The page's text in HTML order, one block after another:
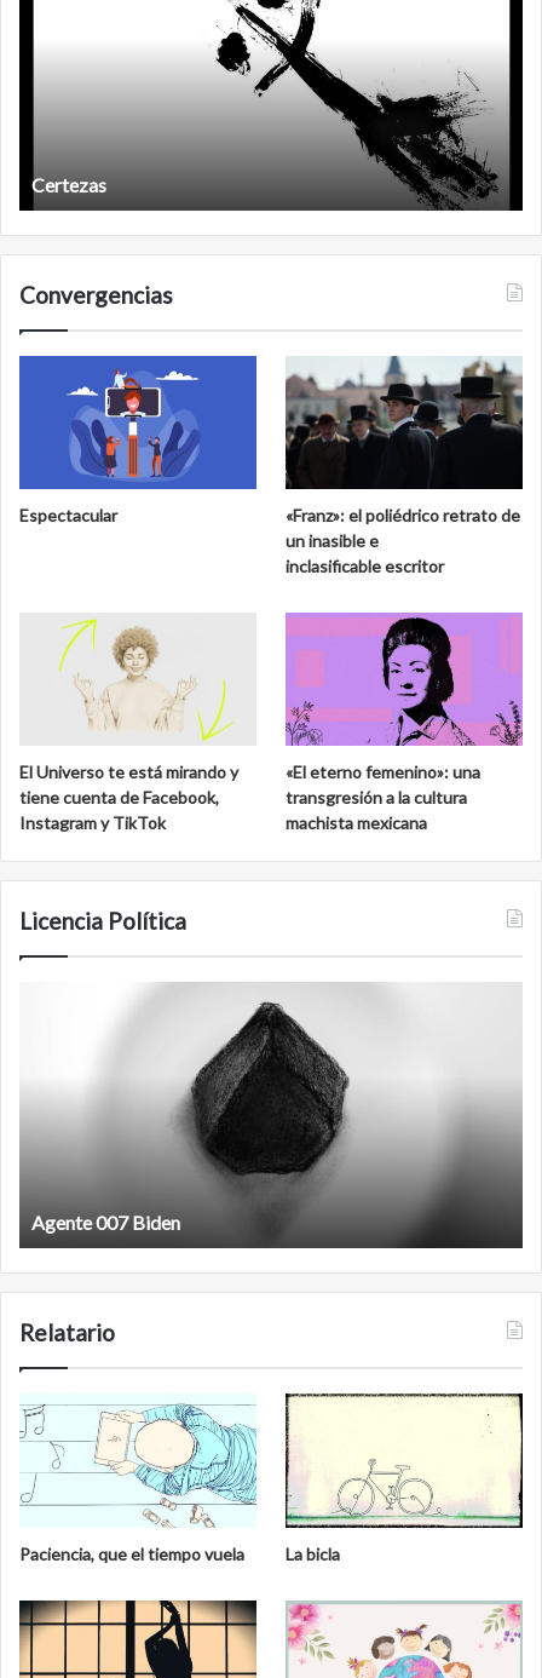
Certezas
Convergencias
Espectacular
«Franz»: el poliédrico retrato de
un inasible e
inclasificable escritor
El Universo te está mirando y
tiene cuenta de Facebook,
Instagram y TikTok
«El eterno femenino»: una
transgresión a la cultura
machista mexicana
Licencia Política
Agente 007 Biden
Relatario
Paciencia, que el tiempo vuela La bicla